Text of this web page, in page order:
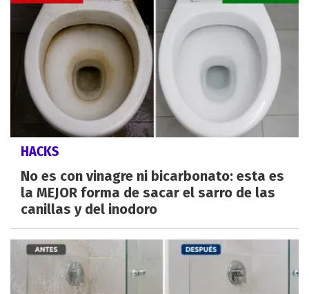
HACKS
No es con vinagre ni bicarbonato: esta es
la MEJOR forma de sacar el sarro de las
canillas y del inodoro